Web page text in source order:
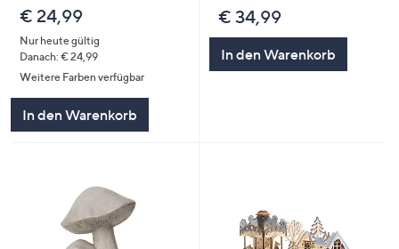
€ 24,99
Nur heute gültig
Danach: € 24,99
Weitere Farben verfügbar
In den Warenkorb
€ 34,99
In den Warenkorb